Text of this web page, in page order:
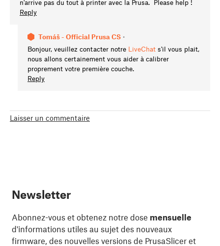
n'arrive pas du tout à printer avec la Prusa. Please help !
Reply
Tomáš - Official Prusa CS •
Bonjour, veuillez contacter notre LiveChat s'il vous plait,
nous allons certainement vous aider à calibrer
proprement votre première couche.
Reply
Laisser un commentaire
Newsletter
Abonnez-vous et obtenez notre dose mensuelle
d'informations utiles au sujet des nouveaux
firmware, des nouvelles versions de PrusaSlicer et